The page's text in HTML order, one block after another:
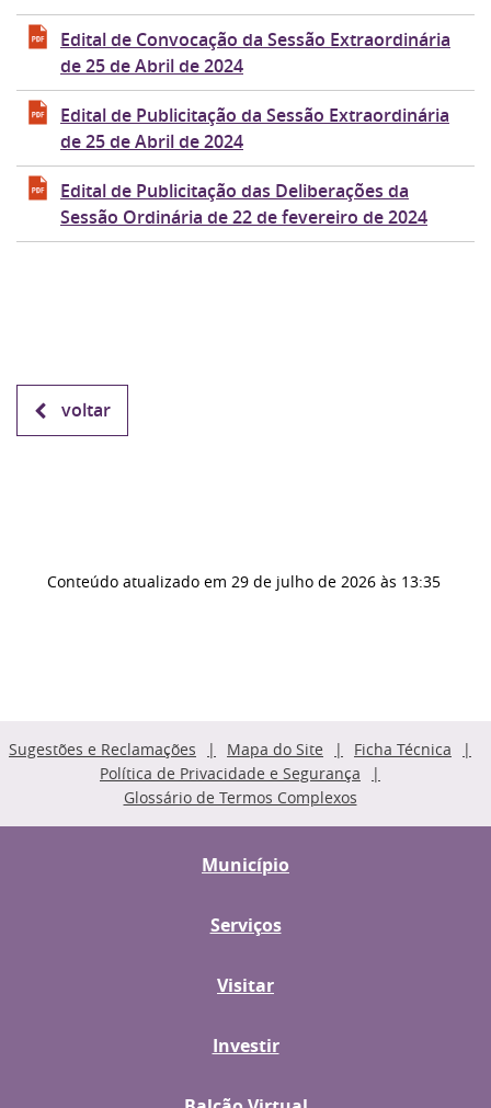
Edital de Convocação da Sessão Extraordinária
de 25 de Abril de 2024
Edital de Publicitação da Sessão Extraordinária
de 25 de Abril de 2024
Edital de Publicitação das Deliberações da
Sessão Ordinária de 22 de fevereiro de 2024
voltar
Conteúdo atualizado em 29 de julho de 2026 às 13:35
Sugestões e Reclamações Mapa do Site
Ficha Técnica
Política de Privacidade e Segurança
Glossário de Termos Complexos
Município
Serviços
Visitar
Investir